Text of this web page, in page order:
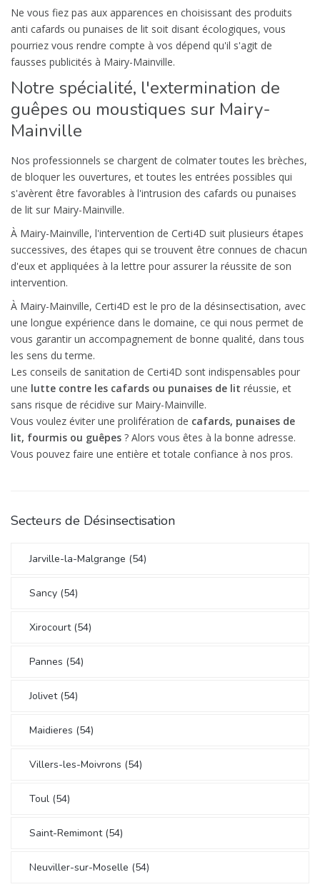
Ne vous fiez pas aux apparences en choisissant des produits
anti cafards ou punaises de lit soit disant écologiques, vous
pourriez vous rendre compte à vos dépend qu'il s'agit de
fausses publicités à Mairy-Mainville.
Notre spécialité, l'extermination de
guêpes ou moustiques sur Mairy-
Mainville
Nos professionnels se chargent de colmater toutes les brèches,
de bloquer les ouvertures, et toutes les entrées possibles qui
s'avèrent être favorables à l'intrusion des cafards ou punaises
de lit sur Mairy-Mainville.
À Mairy-Mainville, l'intervention de Certi4D suit plusieurs étapes
successives, des étapes qui se trouvent être connues de chacun
d'eux et appliquées à la lettre pour assurer la réussite de son
intervention.
À Mairy-Mainville, Certi4D est le pro de la désinsectisation, avec
une longue expérience dans le domaine, ce qui nous permet de
vous garantir un accompagnement de bonne qualité, dans tous
les sens du terme.
Les conseils de sanitation de Certi4D sont indispensables pour
une lutte contre les cafards ou punaises de lit réussie, et
sans risque de récidive sur Mairy-Mainville.
Vous voulez éviter une prolifération de cafards, punaises de
lit, fourmis ou guêpes ? Alors vous êtes à la bonne adresse.
Vous pouvez faire une entière et totale confiance à nos pros.
Secteurs de Désinsectisation
Jarville-la-Malgrange (54)
Sancy (54)
Xirocourt (54)
Pannes (54)
Jolivet (54)
Maidieres (54)
Villers-les-Moivrons (54)
Toul (54)
Saint-Remimont (54)
Neuviller-sur-Moselle (54)